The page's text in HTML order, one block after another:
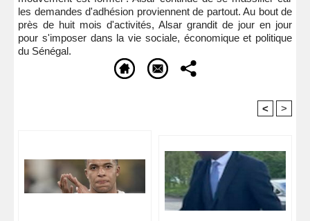
les demandes d'adhésion proviennent de partout. Au bout de
près de huit mois d'activités, Alsar grandit de jour en jour
pour s'imposer dans la vie sociale, économique et politique
du Sénégal.
< >